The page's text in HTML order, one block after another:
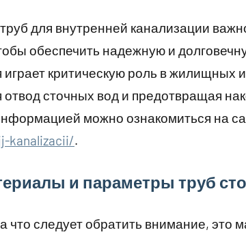
для внутренней канализации
обеспечить надежную и
играет критическую роль в жилищных
отвод сточных вод и предотвращая
можно ознакомиться на
kanalizacii/.
и параметры труб
что следует обратить внимание, это